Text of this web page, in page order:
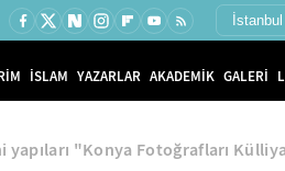
İSLAM YAZARLAR AKADEMİK GALERİ
"Konya Fotoğrafları